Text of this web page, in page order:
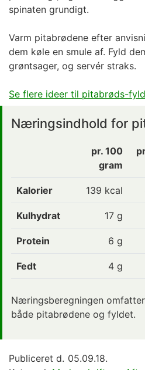
spinaten grundigt.
Varm pitabrødene efter
dem køle en smule af. Fyld
grøntsager, og servér straks.
Se flere ideer til pitabrøds-
Næringsindhold for
pr. 100
gram
Kalorier 139 kcal
Kulhydrat 17 g
Protein 6 g
Fedt 4 g
Næringsberegningen
både pitabrødene og fyldet.
Publiceret d. 05.09.18.